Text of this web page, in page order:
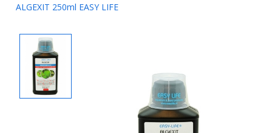
ALGEXIT 250ml EASY LIFE